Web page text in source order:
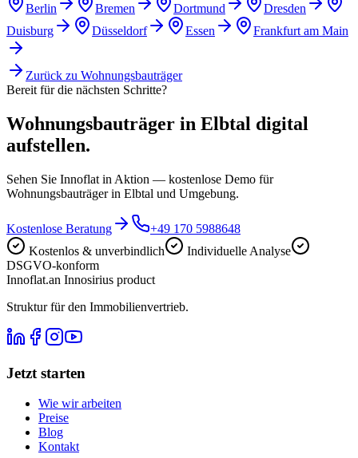
Berlin Bremen Dortmund
Dresden
Duisburg
Düsseldorf Essen Frankfurt am Main
Zurück zu Wohnungsbauträger
Bereit für die nächsten Schritte?
Wohnungsbauträger in Elbtal digital
aufstellen.
Sehen Sie Innoflat in Aktion — kostenlose Demo für
Wohnungsbauträger in Elbtal und Umgebung.
Kostenlose Beratung
+49 170 5988648
Kostenlos & unverbindlich
Individuelle Analyse
DSGVO-konform
Innoflat.an Innosirius product
Struktur für den Immobilienvertrieb.
Jetzt starten
Wie wir arbeiten
Preise
Blog
Kontakt